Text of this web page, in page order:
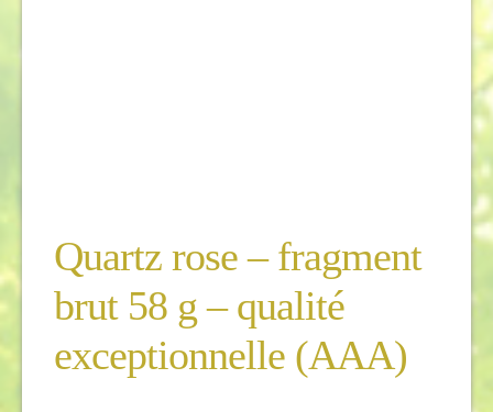
Quartz rose – fragment
brut 58 g – qualité
exceptionnelle (AAA)